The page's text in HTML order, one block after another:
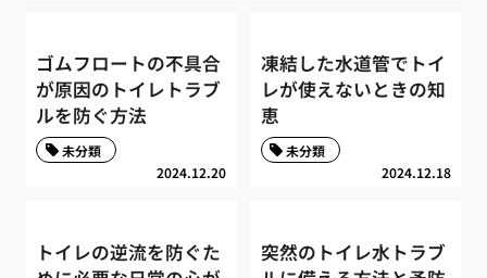
ゴムフロートの不具合
が原因のトイレトラブ
ルを防ぐ方法
2024.12.20
未分類
凍結した水道管でトイ
レが使えないときの知
恵
2024.12.18
未分類
トイレの逆流を防ぐた
突然のトイレ水トラブ